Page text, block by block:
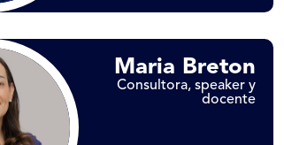
Maria Breton
Consultora, speaker y
docente